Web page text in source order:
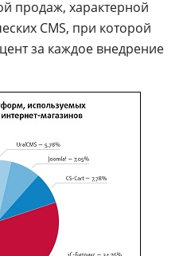
продаж, характерной
CMS, при которой
за каждое внедрение